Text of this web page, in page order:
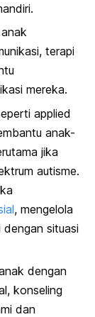
terapi
mereka.
applied
anak-
jika
autisme.
, mengelola
situasi
dengan
konseling
dan